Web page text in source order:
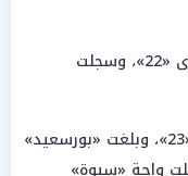
وبلغت في «مطروح» عظمى «28» وصغرى «22»، وسجلت
وسجلت «دمياط» عظمى «28» وصغرى «23»، وبلغت «بورسعيد»